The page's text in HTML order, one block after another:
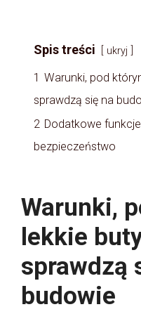
Spis treści ukryj
1 Warunki, pod
sprawdzą się na
2 Dodatkowe
bezpieczeństwo
Warunki,
lekkie
sprawdzą
budowie